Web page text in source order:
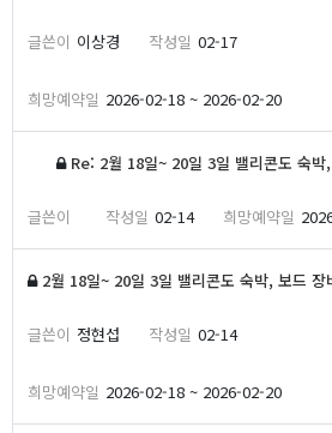
이상경 02-17
2026-02-18 ~ 2026-02-20
Re: 2월 18일~ 20일 3일 밸리콘도 숙박
02-14
2월 18일~ 20일 3일 밸리콘도 숙박, 보드 장
정현섭 02-14
2026-02-18 ~ 2026-02-20